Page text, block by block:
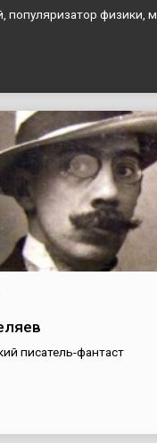
популяризатор физики,
писатель-фантаст